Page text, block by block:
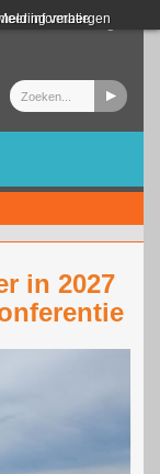
Meer informatie
verbergen
Login
in 2027